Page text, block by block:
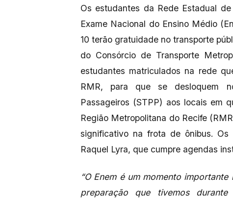
Os estudantes da Rede Estadual
Exame Nacional do Ensino Médio
10 terão gratuidade no transporte
do Consórcio de Transporte
estudantes matriculados na rede
RMR, para que se desloquem
Passageiros (STPP) aos locais em
Região Metropolitana do Recife
significativo na frota de ônibus. Os
Raquel Lyra, que cumpre agendas
“O Enem é um momento
preparação que tivemos